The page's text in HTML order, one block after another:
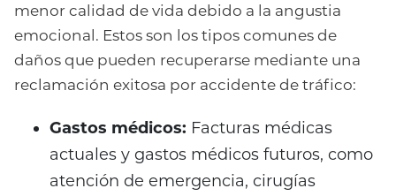
menor calidad de vida debido a la angustia
emocional. Estos son los tipos comunes de
daños que pueden recuperarse mediante una
reclamación exitosa por accidente de tráfico:
Gastos médicos: Facturas médicas
actuales y gastos médicos futuros, como
atención de emergencia, cirugías